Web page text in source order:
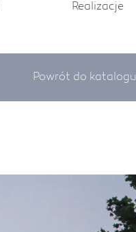
Realizacje
Powrót do katalogu